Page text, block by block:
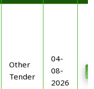
Other
Tender
04-
08-
2026